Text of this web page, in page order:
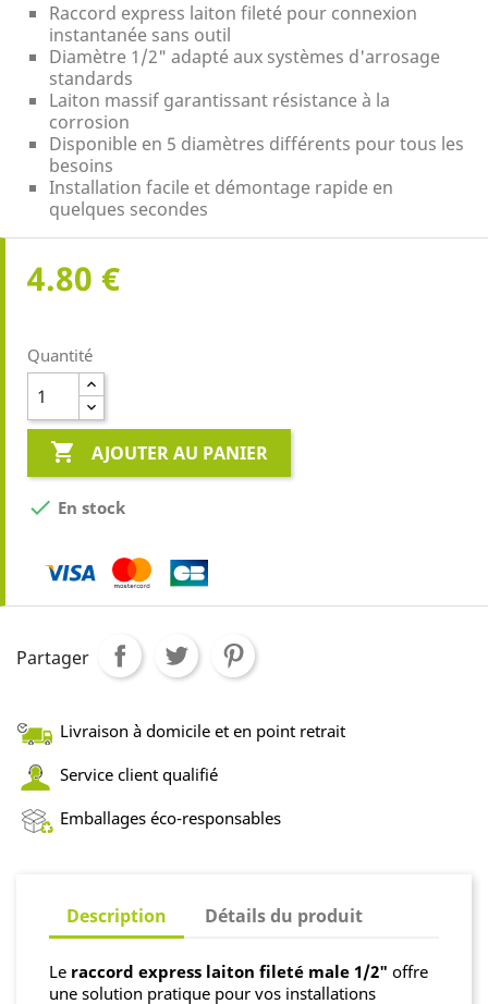
Raccord express laiton fileté pour connexion
instantanée sans outil
Diamètre 1/2" adapté aux systèmes d'arrosage
standards
Laiton massif garantissant résistance à la
corrosion
Disponible en 5 diamètres différents pour tous les
besoins
Installation facile et démontage rapide en
quelques secondes
4.80 €
Quantité
 AJOUTER AU PANIER
 En stock
Partager
Livraison à domicile et en point retrait
Service client qualifié
Emballages éco-responsables
Description Détails du produit
Le raccord express laiton fileté male 1/2" offre
une solution pratique pour vos installations